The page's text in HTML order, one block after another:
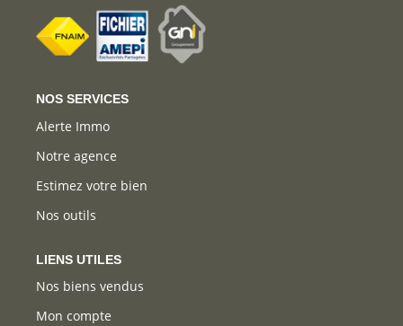
NOS SERVICES
Alerte Immo
Notre agence
Estimez votre bien
Nos outils
LIENS UTILES
Nos biens vendus
Mon compte